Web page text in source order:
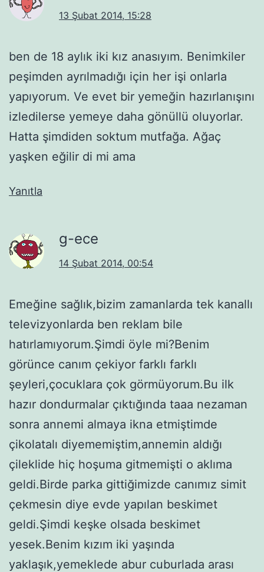
13 Şubat 2014, 15:28
ben de 18 aylık iki kız anasıyım. Benimkiler
peşimden ayrılmadığı için her işi onlarla
yapıyorum. Ve evet bir yemeğin hazırlanışını
izledilerse yemeye daha gönüllü oluyorlar.
Hatta şimdiden soktum mutfağa. Ağaç
yaşken eğilir di mi ama
Yanıtla
g-ece
14 Şubat 2014, 00:54
Emeğine sağlık,bizim zamanlarda tek kanallı
televizyonlarda ben reklam bile
hatırlamıyorum.Şimdi öyle mi?Benim
görünce canım çekiyor farklı farklı
şeyleri,çocuklara çok görmüyorum.Bu ilk
hazır dondurmalar çıktığında taaa nezaman
sonra annemi almaya ikna etmiştimde
çikolatalı diyememiştim,annemin aldığı
çileklide hiç hoşuma gitmemişti o aklıma
geldi.Birde parka gittiğimizde canımız simit
çekmesin diye evde yapılan beskimet
geldi.Şimdi keşke olsada beskimet
yesek.Benim kızım iki yaşında
yaklaşık,yemeklede abur cuburlada arası